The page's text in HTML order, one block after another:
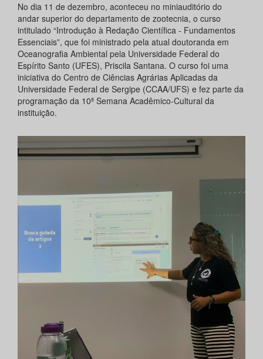
No dia 11 de dezembro, aconteceu no miniauditório do
andar superior do departamento de zootecnia, o curso
intitulado “Introdução à Redação Científica - Fundamentos
Essenciais”, que foi ministrado pela atual doutoranda em
Oceanografia Ambiental pela Universidade Federal do
Espírito Santo (UFES), Priscila Santana. O curso foi uma
iniciativa do Centro de Ciências Agrárias Aplicadas da
Universidade Federal de Sergipe (CCAA/UFS) e fez parte da
programação da 10ª Semana Acadêmico-Cultural da
instituição.